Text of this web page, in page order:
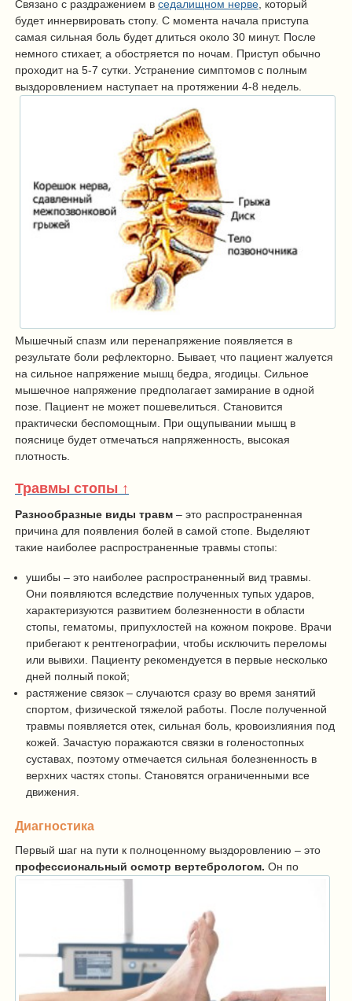
Связано с раздражением в седалищном нерве , который
будет иннервировать стопу. С момента начала приступа
самая сильная боль будет длиться около 30 минут. После
немного стихает, а обостряется по ночам. Приступ обычно
проходит на 5-7 сутки. Устранение симптомов с полным
выздоровлением наступает на протяжении 4-8 недель.
Мышечный спазм или перенапряжение появляется в
результате боли рефлекторно. Бывает, что пациент жалуется
на сильное напряжение мышц бедра, ягодицы. Сильное
мышечное напряжение предполагает замирание в одной
позе. Пациент не может пошевелиться. Становится
практически беспомощным. При ощупывании мышц в
пояснице будет отмечаться напряженность, высокая
плотность.
Травмы стопы ↑
Разнообразные виды травм – это распространенная
причина для появления болей в самой стопе. Выделяют
такие наиболее распространенные травмы стопы:
ушибы – это наиболее распространенный вид травмы.
Они появляются вследствие полученных тупых ударов,
характеризуются развитием болезненности в области
стопы, гематомы, припухлостей на кожном покрове. Врачи
прибегают к рентгенографии, чтобы исключить переломы
или вывихи. Пациенту рекомендуется в первые несколько
дней полный покой;
растяжение связок – случаются сразу во время занятий
спортом, физической тяжелой работы. После полученной
травмы появляется отек, сильная боль, кровоизлияния под
кожей. Зачастую поражаются связки в голеностопных
суставах, поэтому отмечается сильная болезненность в
верхних частях стопы. Становятся ограниченными все
движения.
Диагностика
Первый шаг на пути к полноценному выздоровлению – это
профессиональный осмотр вертебрологом. Он по